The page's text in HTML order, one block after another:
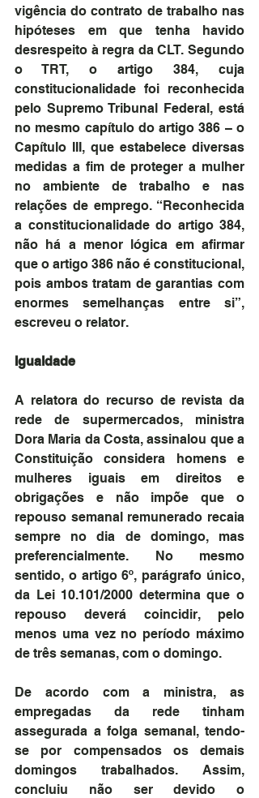
vigência do contrato de trabalho nas
hipóteses em que tenha havido
desrespeito à regra da CLT. Segundo
o TRT, o artigo 384, cuja
constitucionalidade foi reconhecida
pelo Supremo Tribunal Federal, está
no mesmo capítulo do artigo 386 – o
Capítulo III, que estabelece diversas
medidas a fim de proteger a mulher
no ambiente de trabalho e nas
relações de emprego. “Reconhecida
a constitucionalidade do artigo 384,
não há a menor lógica em afirmar
que o artigo 386 não é constitucional,
pois ambos tratam de garantias com
enormes semelhanças entre si”,
escreveu o relator.
Igualdade
A relatora do recurso de revista da
rede de supermercados, ministra
Dora Maria da Costa, assinalou que a
Constituição considera homens e
mulheres iguais em direitos e
obrigações e não impõe que o
repouso semanal remunerado recaia
sempre no dia de domingo, mas
preferencialmente. No mesmo
sentido, o artigo 6º, parágrafo único,
da Lei 10.101/2000 determina que o
repouso deverá coincidir, pelo
menos uma vez no período máximo
de três semanas, com o domingo.
De acordo com a ministra, as
empregadas da rede tinham
assegurada a folga semanal, tendo-
se por compensados os demais
domingos trabalhados. Assim,
concluiu não ser devido o